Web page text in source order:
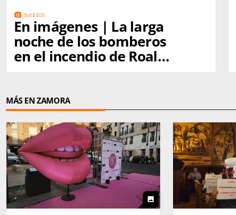
photo_camera SUCESOS
En imágenes | La larga
noche de los bomberos
en el incendio de Roales
MÁS EN ZAMORA
photo